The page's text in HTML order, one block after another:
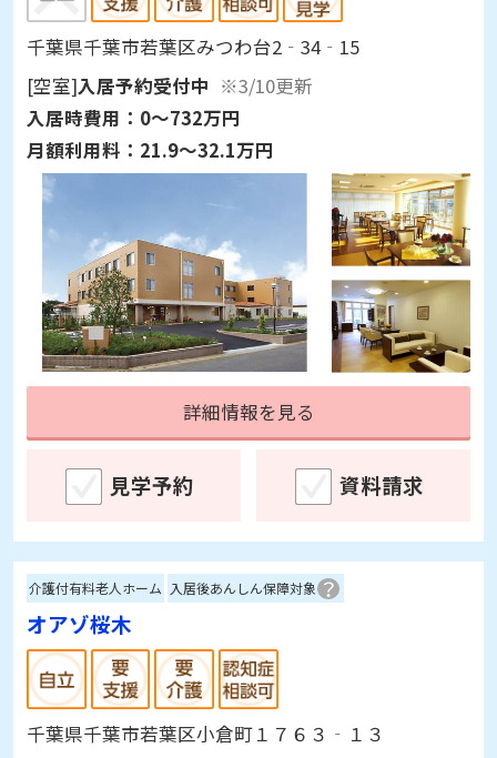
千葉県千葉市若葉区みつわ台2‐34‐15
[空室]入居予約受付中 ※3/10更新
入居時費用： 0～732万円
月額利用料： 21.9～32.1万円
詳細情報を見る
見学予約 資料請求
介護付有料老人ホーム 入居後あんしん保障対象
オアゾ桜木
千葉県千葉市若葉区小倉町１７６３‐１３